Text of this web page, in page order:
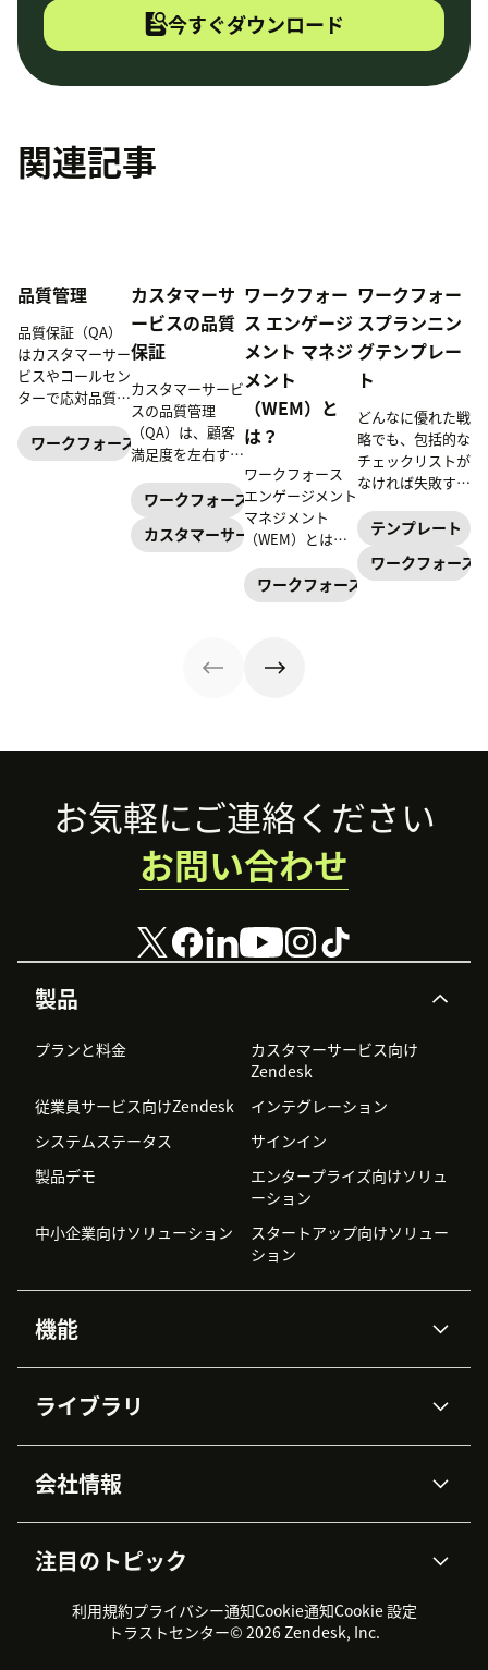
今すぐダウンロード
関連記事
品質管理
品質保証（QA）
はカスタマーサー
ビスやコールセン
ターで応対品質の
な役割を担いま
す。本記事では、
ワークフォースエンゲージメントマネジメント
カスタマーサ
ービスの品質
保証
カスタマーサービ
スの品質管理
（QA）は、顧客
満足度を左右する
効果的なQA手法
を取り入れること
で、顧客とのやり
法を徹底解説しま
ワークフォースエンゲージメントマネジメント
カスタマーサービス
ワークフォー
ス エンゲージ
メント マネジ
メント
（WEM）と
は？
ワークフォース
エンゲージメント
マネジメント
（WEM）とは、
適化や効率化、パ
フォーマンス向上
ます。本記事で
します。
ワークフォースエンゲージメン
ワークフォー
スプランニン
グテンプレー
ト
どんなに優れた戦
略でも、包括的な
チェックリストが
なければ失敗する
す。 Zendeskが
ご用意した7つの
ワークフォースプ
テンプレート
ワークフォース
Footer
製品
プランと料金
カスタマーサービス向け
Zendesk
従業員サービス向けZendesk
インテグレーション
システムステータス
サインイン
製品デモ
エンタープライズ向けソリュ
ーション
中小企業向けソリューション
スタートアップ向けソリュー
ション
機能
Zendesk AI
高度なデータプライバシーと
データ保護
ナレッジベース
ワークフォースマネジメント
カスタマーポータル
ライブラリ
APIと開発者向け情報
AI研究
イベント情報
導入事例
トライアル体験とFAQ
会社情報
採用情報
インクルージョン＆ビロンギ
サステナビリティレポート
Zendesk Foundation
注目のトピック
CX Trends 2026
製品のアップデート情報
カスタマーサポートツール
ヘルプデスク向けチケット管
お気軽にご連絡ください
お問い合わせ
利用規約プライバシー通知Cookie通知Cookie 設定
トラストセンター© 2026 Zendesk, Inc.